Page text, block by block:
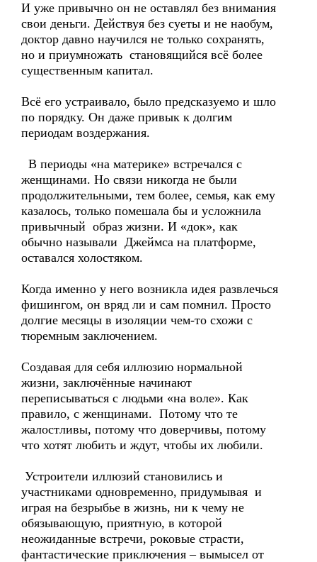
И уже привычно он не оставлял без внимания
свои деньги. Действуя без суеты и не наобум,
доктор давно научился не только сохранять,
но и приумножать становящийся всё более
существенным капитал.
Всё его устраивало, было предсказуемо и шло
по порядку. Он даже привык к долгим
периодам воздержания.
В периоды «на материке» встречался с
женщинами. Но связи никогда не были
продолжительными, тем более, семья, как ему
казалось, только помешала бы и усложнила
привычный образ жизни. И «док», как
обычно называли Джеймса на платформе,
оставался холостяком.
Когда именно у него возникла идея развлечься
фишингом, он вряд ли и сам помнил. Просто
долгие месяцы в изоляции чем-то схожи с
тюремным заключением.
Создавая для себя иллюзию нормальной
жизни, заключённые начинают
переписываться с людьми «на воле». Как
правило, с женщинами. Потому что те
жалостливы, потому что доверчивы, потому
что хотят любить и ждут, чтобы их любили.
Устроители иллюзий становились и
участниками одновременно, придумывая и
играя на безрыбье в жизнь, ни к чему не
обязывающую, приятную, в которой
неожиданные встречи, роковые страсти,
фантастические приключения – вымысел от